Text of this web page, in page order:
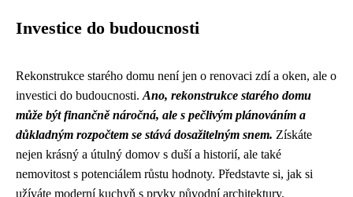
Investice do budoucnosti
Rekonstrukce starého domu není jen o renovaci zdí a oken, ale o
investici do budoucnosti. Ano, rekonstrukce starého domu
může být finančně náročná, ale s pečlivým plánováním a
důkladným rozpočtem se stává dosažitelným snem. Získáte
nejen krásný a útulný domov s duší a historií, ale také
nemovitost s potenciálem růstu hodnoty. Představte si, jak si
užíváte moderní kuchyň s prvky původní architektury,